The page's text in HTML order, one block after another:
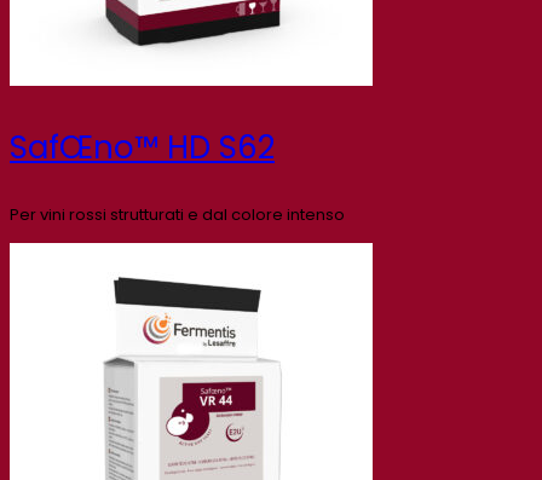
SafŒno™ HD S62
Per vini rossi strutturati e dal colore intenso